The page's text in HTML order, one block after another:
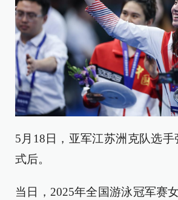
5月18日，亚军江苏洲克队选
式后。
当日，2025年全国游泳冠军赛